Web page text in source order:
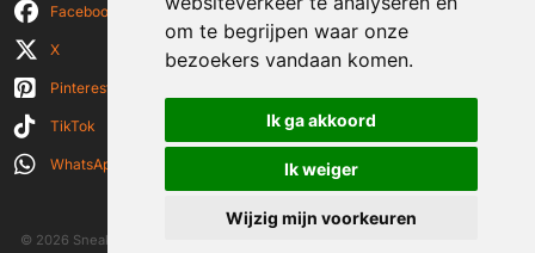
om te begrijpen waar onze
bezoekers vandaan komen.
Ik ga akkoord
Ik weiger
Wijzig mijn voorkeuren
Facebook
X
Pinterest
TikTok
WhatsApp
© 2026 Sneakerplaats.nl